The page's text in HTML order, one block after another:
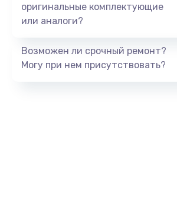
Заказать
оригинальные комплектующие
или аналоги?
Возможен ли срочный ремонт?
Могу при нем присутствовать?